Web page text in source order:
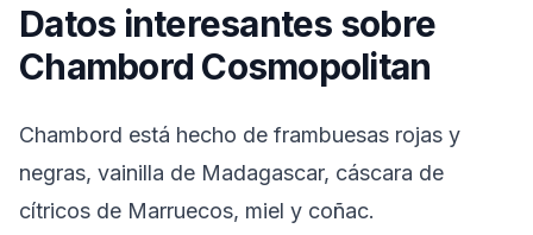
Datos interesantes sobre
Chambord Cosmopolitan
Chambord está hecho de frambuesas rojas y
negras, vainilla de Madagascar, cáscara de
cítricos de Marruecos, miel y coñac.